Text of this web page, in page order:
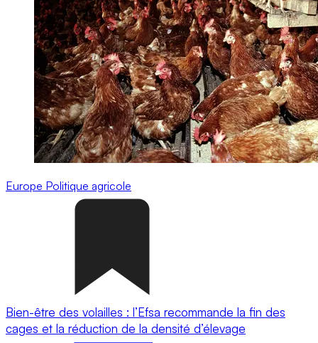
Europe Politique agricole
Bien-être des volailles : l’Efsa recommande la fin des
cages et la réduction de la densité d’élevage